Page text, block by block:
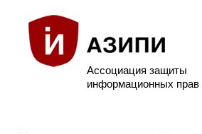
Ассоциация защиты
информационных прав